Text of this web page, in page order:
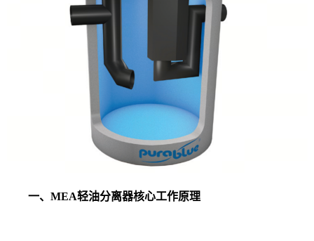
一、MEA轻油分离器核心工作原理